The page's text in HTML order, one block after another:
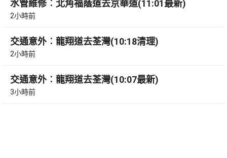
水管維修︰北角福蔭道去京華道(11:01最新)
2小時前
交通意外︰龍翔道去荃灣(10:18清理)
2小時前
交通意外︰龍翔道去荃灣(10:07最新)
3小時前